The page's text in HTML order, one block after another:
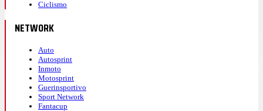
Ciclismo
NETWORK
Auto
Autosprint
Inmoto
Motosprint
Guerinsportivo
Sport Network
Fantacup